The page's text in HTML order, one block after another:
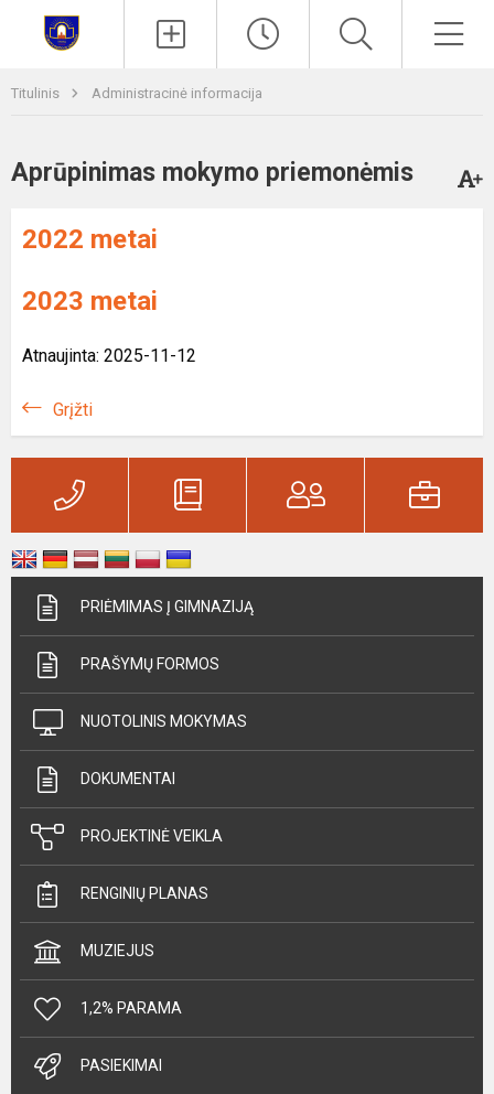
Titulinis Administracinė informacija
Aprūpinimas mokymo priemonėmis
2022 metai
2023 metai
Atnaujinta: 2025-11-12
Grįžti
PRIĖMIMAS Į GIMNAZIJĄ
PRAŠYMŲ FORMOS
NUOTOLINIS MOKYMAS
DOKUMENTAI
PROJEKTINĖ VEIKLA
RENGINIŲ PLANAS
MUZIEJUS
1,2% PARAMA
PASIEKIMAI